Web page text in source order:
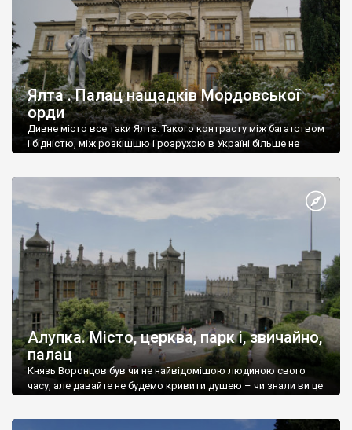
Ялта . Палац нащадків Мордовської
орди
Дивне місто все таки Ялта. Такого контрасту між багатством
і бідністю, між розкішшю і розрухою в Україні більше не
Алупка. Місто, церква, парк і, звичайно,
палац
Князь Воронцов був чи не найвідомішою людиною свого
часу, але давайте не будемо кривити душею – чи знали ви це